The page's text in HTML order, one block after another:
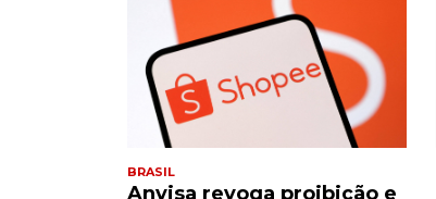
BRASIL
Anvisa revoga proibição e